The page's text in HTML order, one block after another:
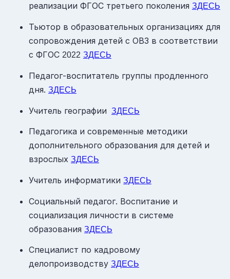
реализации ФГОС третьего поколения ЗДЕСЬ
Тьютор в образовательных организациях для
сопровождения детей с ОВЗ в соответствии
с ФГОС 2022 ЗДЕСЬ
Педагог-воспитатель группы продленного
дня. ЗДЕСЬ
Учитель географии ЗДЕСЬ
Педагогика и современные методики
дополнительного образования для детей и
взрослых ЗДЕСЬ
Учитель информатики ЗДЕСЬ
Социальный педагог. Воспитание и
социализация личности в системе
образования ЗДЕСЬ
Специалист по кадровому
делопроизводству ЗДЕСЬ